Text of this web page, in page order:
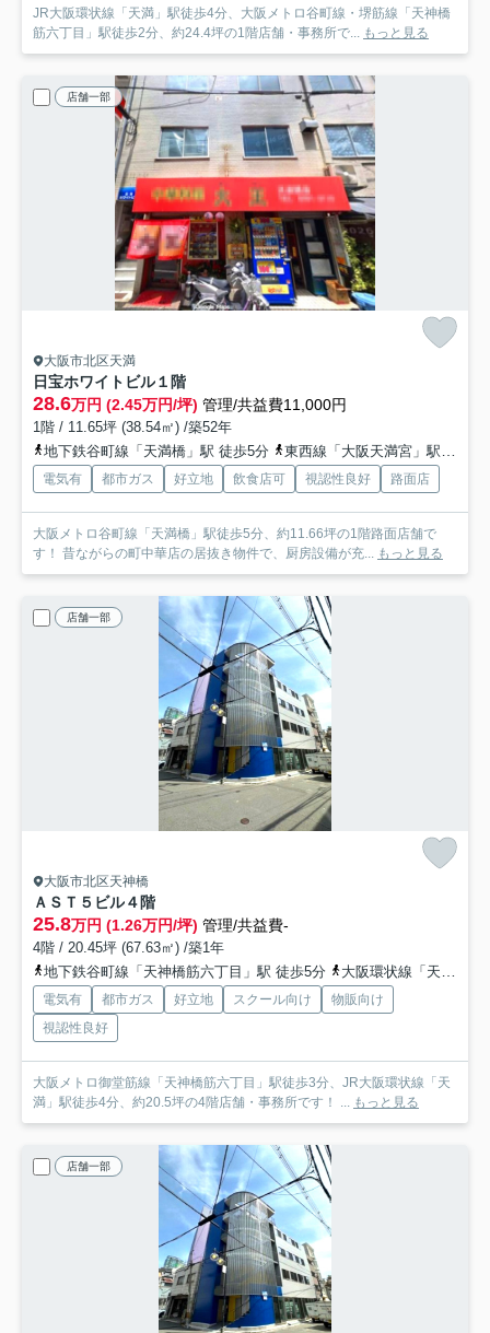
JR大阪環状線「天満」駅徒歩4分、大阪メトロ谷町線・堺筋線「天神橋
筋六丁目」駅徒歩2分、約24.4坪の1階店舗・事務所で...
もっと見る
店舗一部
大阪市北区天満
日宝ホワイトビル１階
28.6万円 (2.45万円/坪) 管理/共益費11,000円
1階 / 11.65坪 (38.54㎡) /築52年
地下鉄谷町線「天満橋」駅 徒歩5分
東西線「大阪天満宮」駅 徒歩11分
電気有 都市ガス 好立地 飲食店可 視認性良好 路面店
大阪メトロ谷町線「天満橋」駅徒歩5分、約11.66坪の1階路面店舗で
す！ 昔ながらの町中華店の居抜き物件で、厨房設備が充...
もっと見る
店舗一部
大阪市北区天神橋
ＡＳＴ５ビル４階
25.8万円 (1.26万円/坪) 管理/共益費-
4階 / 20.45坪 (67.63㎡) /築1年
地下鉄谷町線「天神橋筋六丁目」駅 徒歩5分
大阪環状線「天満」駅 徒歩6分
電気有 都市ガス 好立地 スクール向け
物販向け
視認性良好
大阪メトロ御堂筋線「天神橋筋六丁目」駅徒歩3分、JR大阪環状線「天
満」駅徒歩4分、約20.5坪の4階店舗・事務所です！ ...
もっと見る
店舗一部